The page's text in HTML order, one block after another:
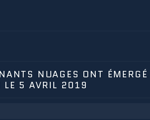
NUAGES ONT
LE 5 AVRIL 2019